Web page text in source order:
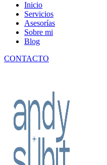
Andy Suhit
Content manager & copywriter
Inicio
Servicios
Asesorías
Sobre mi
Blog
CONTACTO